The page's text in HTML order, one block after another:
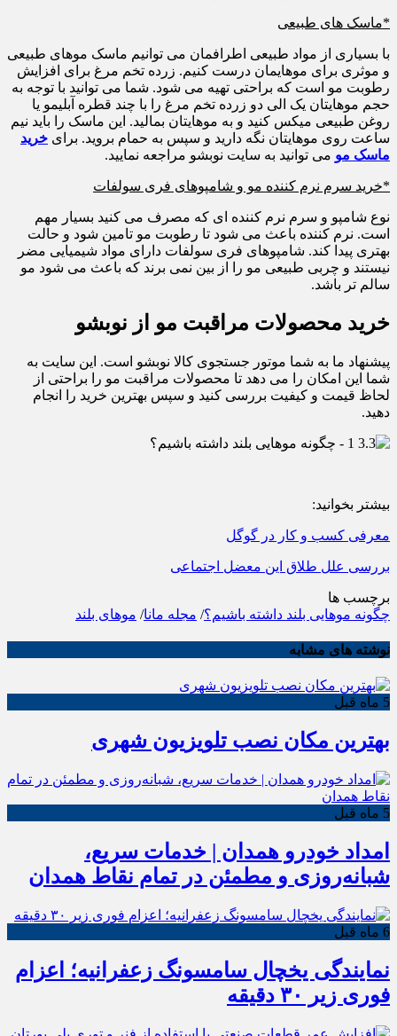
*ماسک های طبیعی
با بسیاری از مواد طبیعی اطرافمان می توانیم ماسک موهای طبیعی
و موثری برای موهایمان درست کنیم. زرده تخم مرغ برای افزایش
رطوبت مو است که براحتی تهیه می شود. شما می توانید با توجه به
حجم موهایتان یک الی دو زرده تخم مرغ را با چند قطره آبلیمو یا
روغن طبیعی میکس کنید و به موهایتان بمالید. این ماسک را باید نیم
ساعت روی موهایتان نگه دارید و سپس به حمام بروید. برای خرید
ماسک مو می توانید به سایت نوبشو مراجعه نمایید.
*خرید سرم نرم کننده مو و شامپوهای فری سولفات
نوع شامپو و سرم نرم کننده ای که مصرف می کنید بسیار مهم
است. نرم کننده باعث می شود تا رطوبت مو تامین شود و حالت
بهتری پیدا کند. شامپوهای فری سولفات دارای مواد شیمیایی مضر
نیستند و چربی طبیعی مو را از بین نمی برند که باعث می شود مو
سالم تر باشد.
خرید محصولات مراقبت مو از نوبشو
پیشنهاد ما به شما موتور جستجوی کالا نوبشو است. این سایت به
شما این امکان را می دهد تا محصولات مراقبت مو را براحتی از
لحاظ قیمت و کیفیت بررسی کنید و سپس بهترین خرید را انجام
دهید.
بیشتر بخوانید:
معرفی کسب و کار در گوگل
بررسی علل طلاق این معضل اجتماعی
برچسب ها
چگونه موهایی بلند داشته باشیم؟/ مجله مانا/ موهای بلند
نوشته های مشابه
5 ماه قبل
بهترین مکان نصب تلویزیون شهری
5 ماه قبل
امداد خودرو همدان | خدمات سریع،
شبانه‌روزی و مطمئن در تمام نقاط همدان
6 ماه قبل
نمایندگی یخچال سامسونگ زعفرانیه؛ اعزام
فوری زیر ۳۰ دقیقه